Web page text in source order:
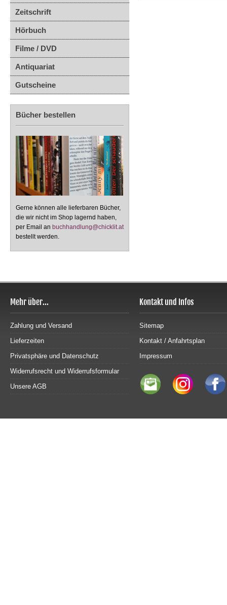
Zeitschrift
Hörbuch
Filme / DVD
Antiquariat
Gutscheine
Bücher bestellen
Gerne können alle lieferbaren Bücher,
die wir nicht im Shop lagernd haben,
per Email an buchhandlung@chicklit.at
bestellt werden.
Mehr über...
Zahlung und Versand
Lieferzeiten
Privatsphäre und Datenschutz
Widerrufsrecht und Widerrufsformular
Unsere AGB
Kontakt und Infos
Sitemap
Kontakt / Anfahrtsplan
Impressum